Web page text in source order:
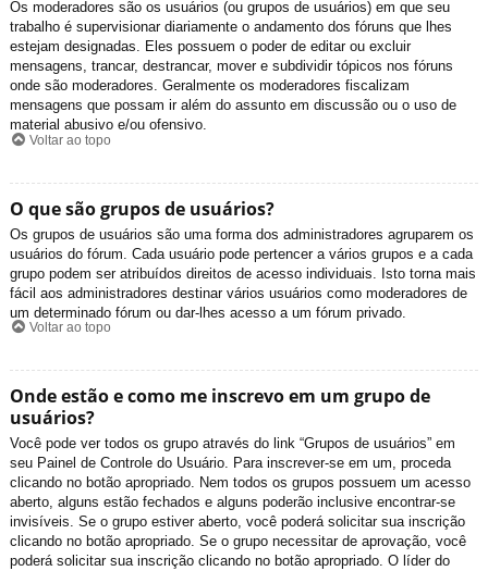
Os moderadores são os usuários (ou grupos de usuários) em que seu
trabalho é supervisionar diariamente o andamento dos fóruns que lhes
estejam designadas. Eles possuem o poder de editar ou excluir
mensagens, trancar, destrancar, mover e subdividir tópicos nos fóruns
onde são moderadores. Geralmente os moderadores fiscalizam
mensagens que possam ir além do assunto em discussão ou o uso de
material abusivo e/ou ofensivo.
Voltar ao topo
O que são grupos de usuários?
Os grupos de usuários são uma forma dos administradores agruparem os
usuários do fórum. Cada usuário pode pertencer a vários grupos e a cada
grupo podem ser atribuídos direitos de acesso individuais. Isto torna mais
fácil aos administradores destinar vários usuários como moderadores de
um determinado fórum ou dar-lhes acesso a um fórum privado.
Voltar ao topo
Onde estão e como me inscrevo em um grupo de
usuários?
Você pode ver todos os grupo através do link “Grupos de usuários” em
seu Painel de Controle do Usuário. Para inscrever-se em um, proceda
clicando no botão apropriado. Nem todos os grupos possuem um acesso
aberto, alguns estão fechados e alguns poderão inclusive encontrar-se
invisíveis. Se o grupo estiver aberto, você poderá solicitar sua inscrição
clicando no botão apropriado. Se o grupo necessitar de aprovação, você
poderá solicitar sua inscrição clicando no botão apropriado. O líder do